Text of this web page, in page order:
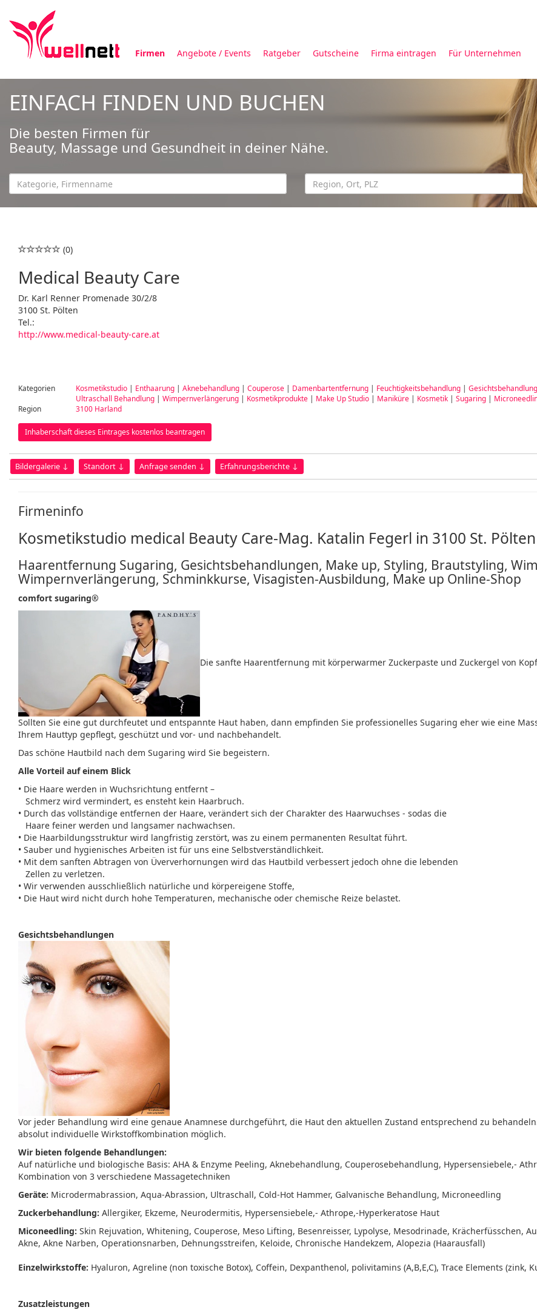
Firmen Angebote / Events Ratgeber Gutscheine Firma eintragen Für Unternehmen
EINFACH FINDEN UND BUCHEN
Die besten Firmen für
Beauty, Massage und Gesundheit in deiner Nähe.
(0)
Medical Beauty Care
Dr. Karl Renner Promenade 30/2/8
3100 St. Pölten
Tel.:
http://www.medical-beauty-care.at
Kategorien Kosmetikstudio | Enthaarung | Aknebehandlung | Couperose | Damenbartentfernung | Feuchtigkeitsbehandlung | Gesichtsbehandlung
Ultraschall Behandlung | Wimpernverlängerung | Kosmetikprodukte | Make Up Studio | Maniküre | Kosmetik | Sugaring |
Region
3100 Harland
Inhaberschaft dieses Eintrages kostenlos beantragen
Bildergalerie ↓ Standort ↓ Anfrage senden ↓ Erfahrungsberichte ↓
Firmeninfo
Kosmetikstudio medical Beauty Care-Mag. Katalin Fegerl in 3100 St. Pölten
Haarentfernung Sugaring, Gesichtsbehandlungen, Make up, Styling, Brautstyling,
Wimpernverlängerung, Schminkkurse, Visagisten-Ausbildung, Make up Online-Shop
comfort sugaring®
Die sanfte Haarentfernung mit körperwarmer Zuckerpaste und Zuckergel von
Sollten Sie eine gut durchfeutet und entspannte Haut haben, dann empfinden Sie professionelles Sugaring eher wie eine
Ihrem Hauttyp gepflegt, geschützt und vor- und nachbehandelt.
Das schöne Hautbild nach dem Sugaring wird Sie begeistern.
Alle Vorteil auf einem Blick
• Die Haare werden in Wuchsrichtung entfernt –
Schmerz wird vermindert, es ensteht kein Haarbruch.
• Durch das vollständige entfernen der Haare, verändert sich der Charakter des Haarwuchses - sodas die
Haare feiner werden und langsamer nachwachsen.
• Die Haarbildungsstruktur wird langfristig zerstört, was zu einem permanenten Resultat führt.
• Sauber und hygienisches Arbeiten ist für uns eine Selbstverständlichkeit.
• Mit dem sanften Abtragen von Üververhornungen wird das Hautbild verbessert jedoch ohne die lebenden
Zellen zu verletzen.
• Wir verwenden ausschließlich natürliche und körpereigene Stoffe,
• Die Haut wird nicht durch hohe Temperaturen, mechanische oder chemische Reize belastet.
Gesichtsbehandlungen
Vor jeder Behandlung wird eine genaue Anamnese durchgeführt, die Haut den aktuellen Zustand entsprechend zu
absolut individuelle Wirkstoffkombination möglich.
Wir bieten folgende Behandlungen:
Auf natürliche und biologische Basis: AHA & Enzyme Peeling, Aknebehandlung, Couperosebehandlung, Hypersensiebele,-
Kombination von 3 verschiedene Massagetechniken
Geräte: Microdermabrassion, Aqua-Abrassion, Ultraschall, Cold-Hot Hammer, Galvanische Behandlung, Microneedling
Zuckerbehandlung: Allergiker, Ekzeme, Neurodermitis, Hypersensiebele,- Athrope,-Hyperkeratose Haut
Miconeedling: Skin Rejuvation, Whitening, Couperose, Meso Lifting, Besenreisser, Lypolyse, Mesodrinade, Krächerfüsschen,
Akne, Akne Narben, Operationsnarben, Dehnungsstreifen, Keloide, Chronische Handekzem, Alopezia (Haarausfall)
Einzelwirkstoffe: Hyaluron, Agreline (non toxische Botox), Coffein, Dexpanthenol, polivitamins (A,B,E,C), Trace Elements (zink,
Zusatzleistungen